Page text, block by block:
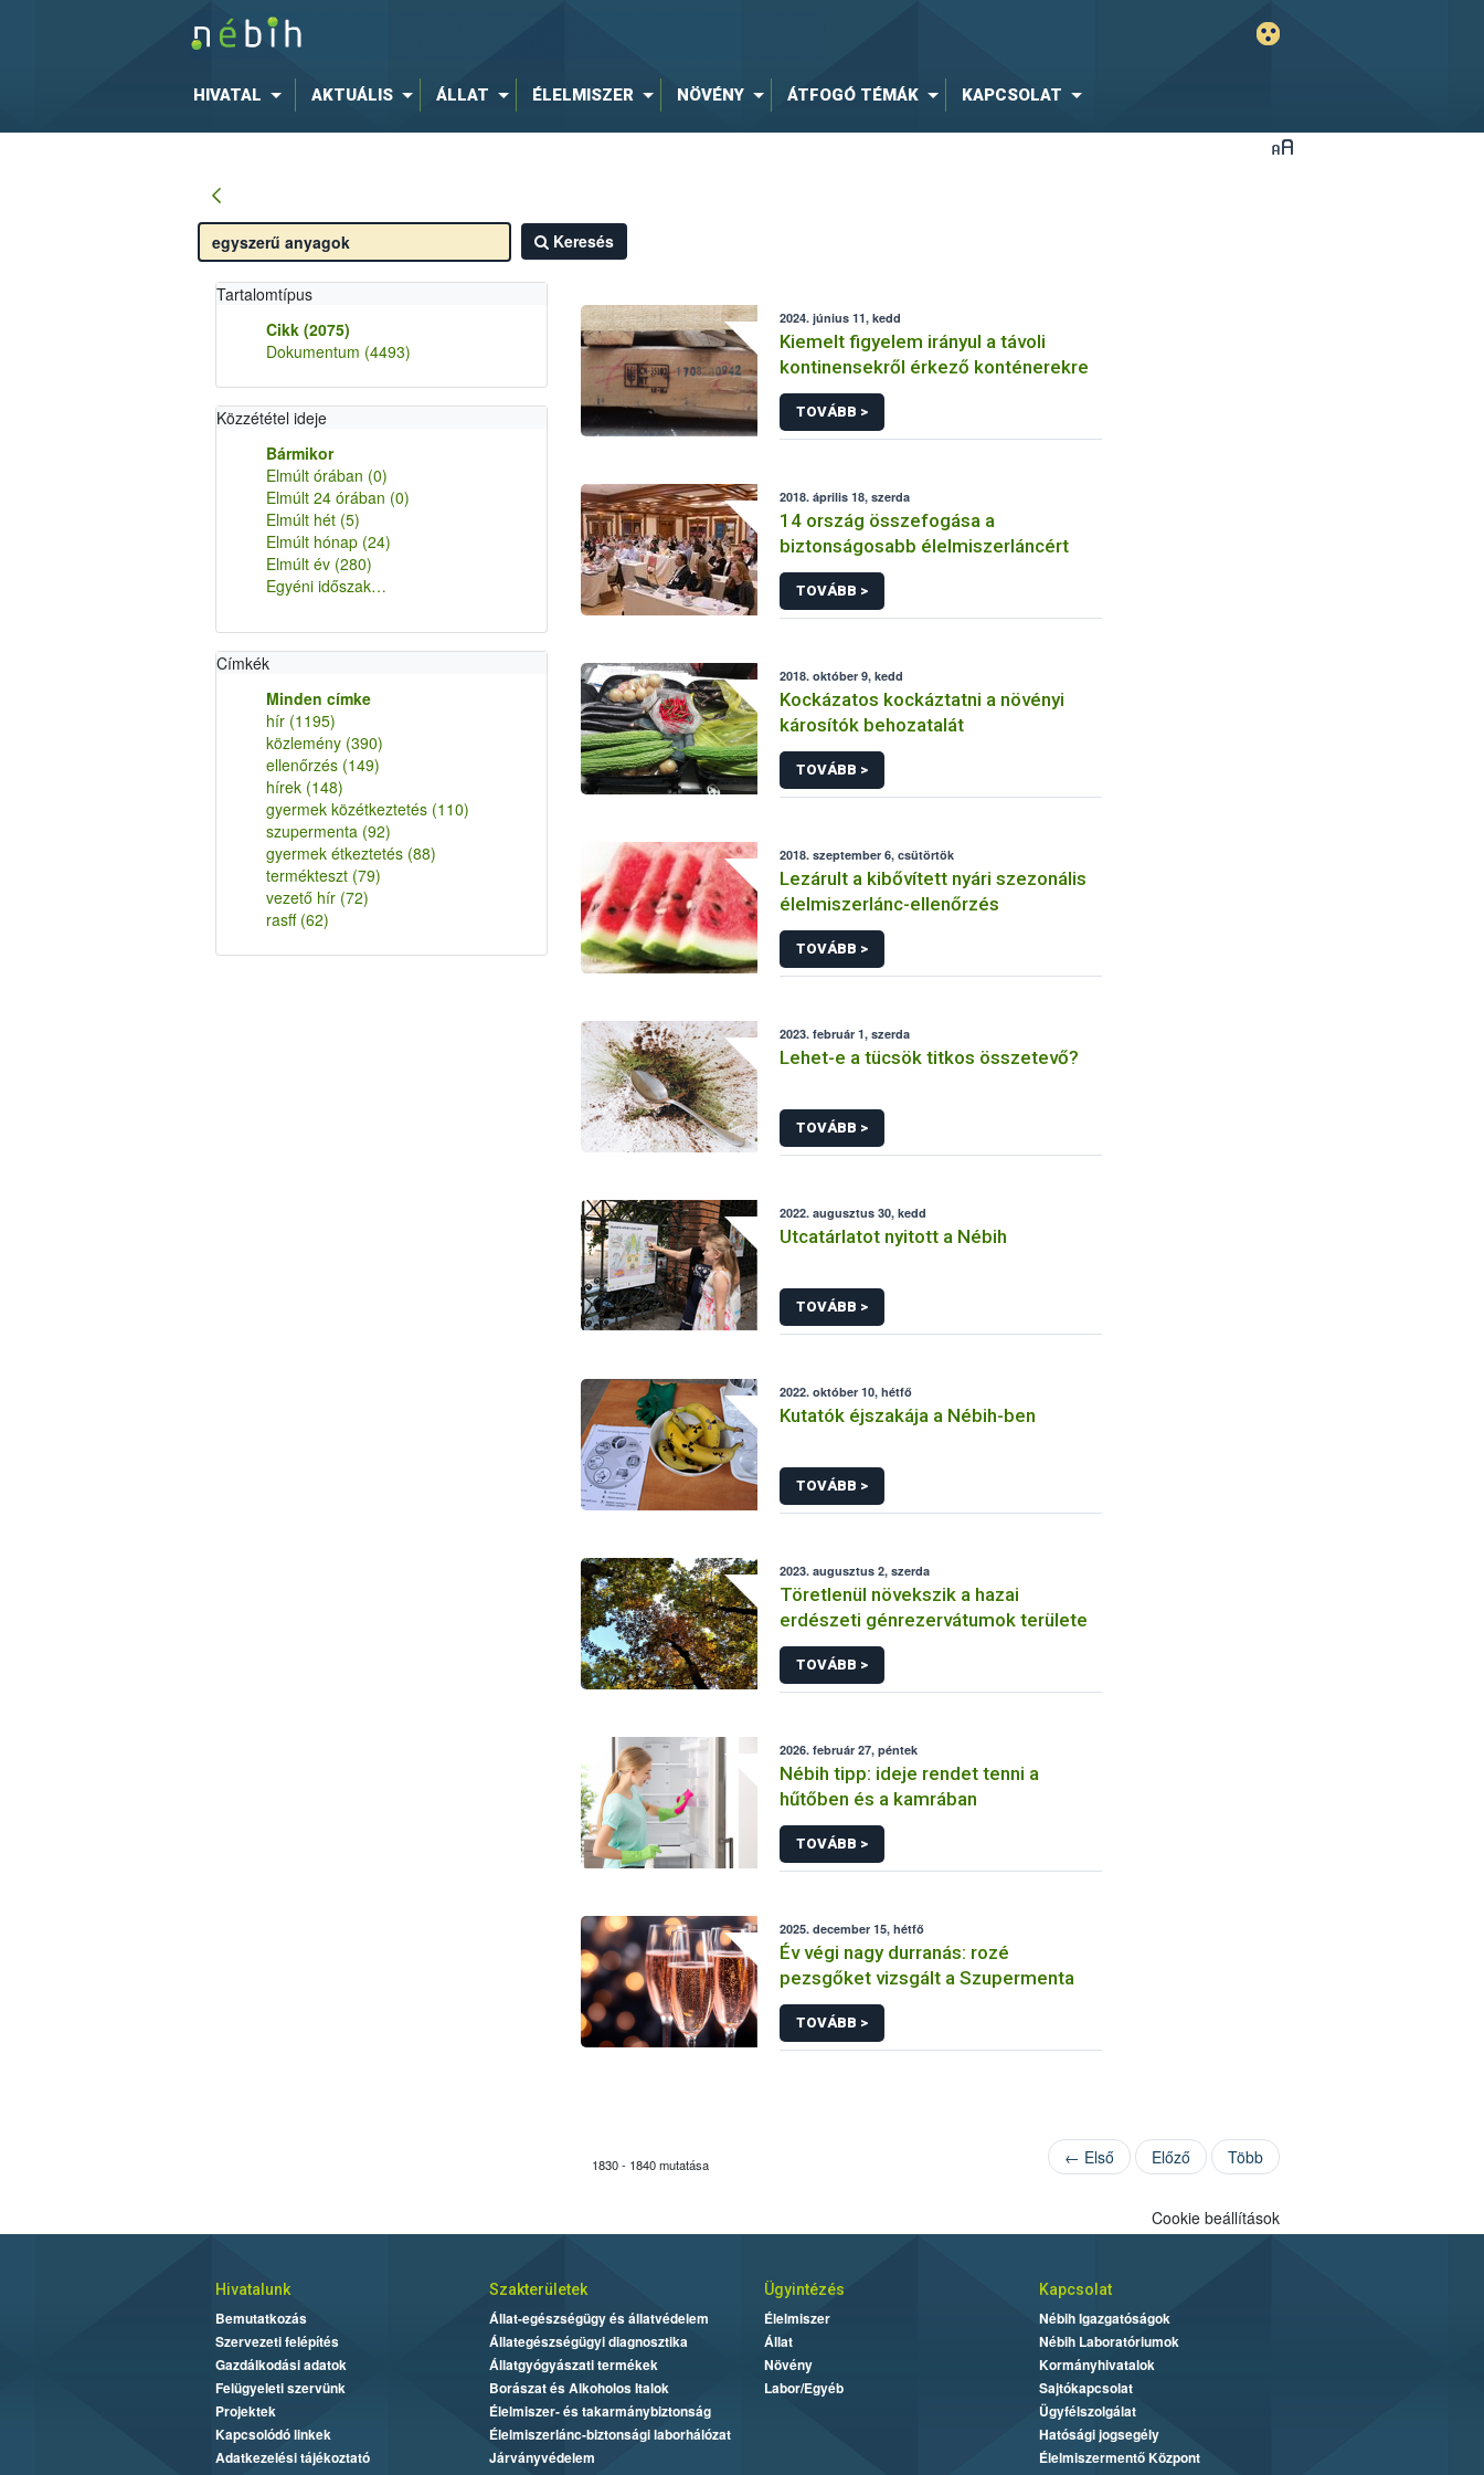
HIVATAL AKTUÁLIS ÁLLAT ÉLELMISZER NÖVÉNY ÁTFOGÓ TÉMÁK KAPCSOLAT
Keresés
Tartalomtípus
Cikk (2075)
Dokumentum (4493)
Közzététel ideje
Bármikor
Elmúlt órában (0)
Elmúlt 24 órában (0)
Elmúlt hét (5)
Elmúlt hónap (24)
Elmúlt év (280)
Egyéni időszak…
Címkék
Minden címke
hír (1195)
közlemény (390)
ellenőrzés (149)
hírek (148)
gyermek közétkeztetés (110)
szupermenta (92)
gyermek étkeztetés (88)
termékteszt (79)
vezető hír (72)
rasff (62)
2024. június 11, kedd
Kiemelt figyelem irányul a távoli
kontinensekről érkező konténerekre
TOVÁBB >
2018. április 18, szerda
14 ország összefogása a
biztonságosabb élelmiszerláncért
TOVÁBB >
2018. október 9, kedd
Kockázatos kockáztatni a növényi
károsítók behozatalát
TOVÁBB >
2018. szeptember 6, csütörtök
Lezárult a kibővített nyári szezonális
élelmiszerlánc-ellenőrzés
TOVÁBB >
2023. február 1, szerda
Lehet-e a tücsök titkos összetevő?
TOVÁBB >
2022. augusztus 30, kedd
Utcatárlatot nyitott a Nébih
TOVÁBB >
2022. október 10, hétfő
Kutatók éjszakája a Nébih-ben
TOVÁBB >
2023. augusztus 2, szerda
Töretlenül növekszik a hazai
erdészeti génrezervátumok területe
TOVÁBB >
2026. február 27, péntek
Nébih tipp: ideje rendet tenni a
hűtőben és a kamrában
TOVÁBB >
2025. december 15, hétfő
Év végi nagy durranás: rozé
pezsgőket vizsgált a Szupermenta
TOVÁBB >
1830 - 1840 mutatása ← Első Előző Több
Cookie beállítások
Hivatalunk
Bemutatkozás
Szervezeti felépítés
Gazdálkodási adatok
Felügyeleti szervünk
Projektek
Kapcsolódó linkek
Adatkezelési tájékoztató
Szakterületek
Állat-egészségügy és állatvédelem
Állategészségügyi diagnosztika
Állatgyógyászati termékek
Borászat és Alkoholos Italok
Élelmiszer- és takarmánybiztonság
Élelmiszerlánc-biztonsági laborhálózat
Járványvédelem
Ügyintézés
Élelmiszer
Állat
Növény
Labor/Egyéb
Kapcsolat
Nébih Igazgatóságok
Nébih Laboratóriumok
Kormányhivatalok
Sajtókapcsolat
Ügyfélszolgálat
Hatósági jogsegély
Élelmiszermentő Központ